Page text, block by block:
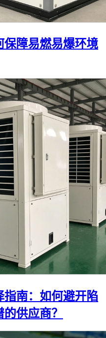
保障易燃易爆环境
指南：如何避开陷
供应商？